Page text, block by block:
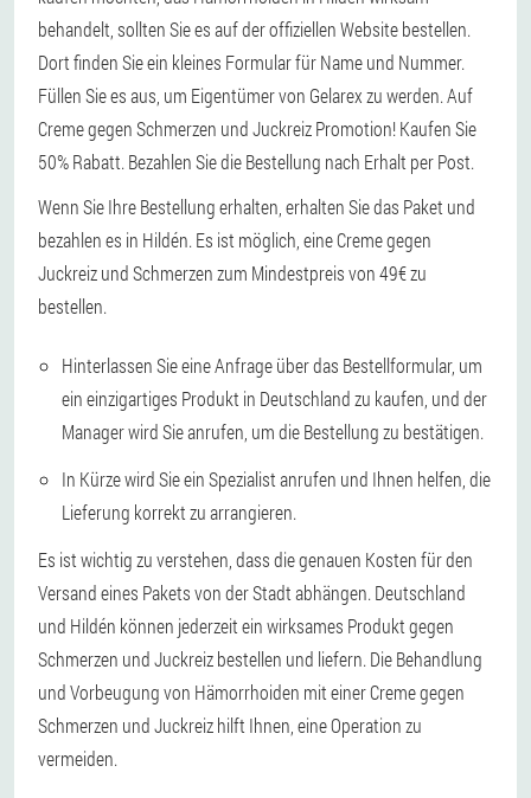
behandelt, sollten Sie es auf der offiziellen Website bestellen.
Dort finden Sie ein kleines Formular für Name und Nummer.
Füllen Sie es aus, um Eigentümer von Gelarex zu werden. Auf
Creme gegen Schmerzen und Juckreiz Promotion! Kaufen Sie
50% Rabatt. Bezahlen Sie die Bestellung nach Erhalt per Post.
Wenn Sie Ihre Bestellung erhalten, erhalten Sie das Paket und
bezahlen es in Hildén. Es ist möglich, eine Creme gegen
Juckreiz und Schmerzen zum Mindestpreis von 49€ zu
bestellen.
Hinterlassen Sie eine Anfrage über das Bestellformular, um
ein einzigartiges Produkt in Deutschland zu kaufen, und der
Manager wird Sie anrufen, um die Bestellung zu bestätigen.
In Kürze wird Sie ein Spezialist anrufen und Ihnen helfen, die
Lieferung korrekt zu arrangieren.
Es ist wichtig zu verstehen, dass die genauen Kosten für den
Versand eines Pakets von der Stadt abhängen. Deutschland
und Hildén können jederzeit ein wirksames Produkt gegen
Schmerzen und Juckreiz bestellen und liefern. Die Behandlung
und Vorbeugung von Hämorrhoiden mit einer Creme gegen
Schmerzen und Juckreiz hilft Ihnen, eine Operation zu
vermeiden.